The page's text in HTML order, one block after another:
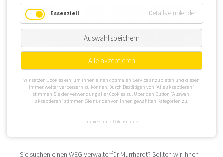
Die Kleinstadt Murrhardt liegt am Nordostrand des Rems-Murr-
Kreises. In der WEG Verwaltung sind die Wasserfälle
Hörschbachtal im Westen von Murrhardt bekannt. Immobilien an
Sie suchen einen WEG Verwalter für Murrhardt? Sollten wir Ihnen
Essenziell Details einblenden
Auswahl speichern
Alle akzeptieren
Wir setzen Cookies ein, um Ihnen einen optimalen Service anzubieten und diesen
immer weiter verbessern zu können. Durch Bestätigen von “Alle akzeptieren”
stimmen Sie der Verwendung aller Cookies zu. Über den Button “Auswahl
akzeptieren” stimmen Sie nur den von Ihnen gewählten Kategorien zu.
Impressum Datenschutz